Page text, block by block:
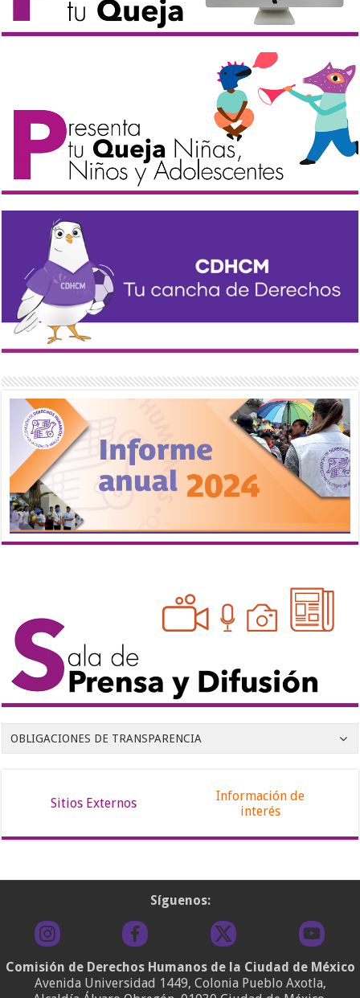
OBLIGACIONES DE TRANSPARENCIA
Sitios Externos
Información de
interés
Síguenos:
Comisión de Derechos Humanos de la Ciudad de México
Avenida Universidad 1449, Colonia Pueblo Axotla,